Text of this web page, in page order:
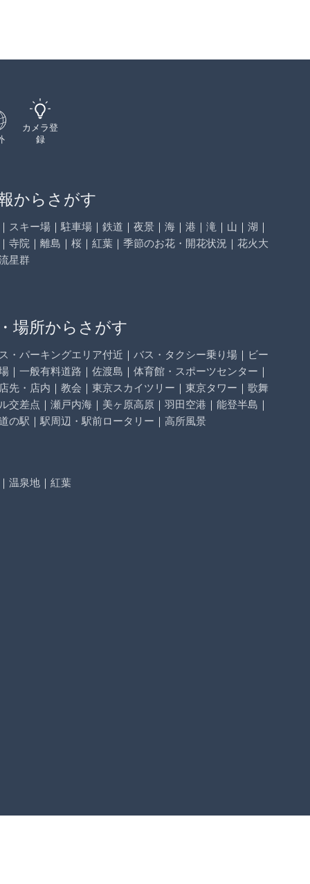
カメラ登
録
からさがす
｜ スキー場 ｜ 駐車場 ｜ 鉄道 ｜ 夜景 ｜ 海 ｜ 港 ｜ 滝 ｜ 山 ｜ 湖 ｜
｜ 寺院 ｜ 離島 ｜ 桜 ｜ 紅葉 ｜ 季節のお花・開花状況 ｜ 花火大
星群
場所からさがす
・パーキングエリア付近 ｜ バス・タクシー乗り場 ｜ ビー
｜ 一般有料道路 ｜ 佐渡島 ｜ 体育館・スポーツセンター ｜
店先・店内 ｜ 教会 ｜ 東京スカイツリー ｜ 東京タワー ｜ 歌舞
交差点 ｜ 瀬戸内海 ｜ 美ヶ原高原 ｜ 羽田空港 ｜ 能登半島 ｜
の駅 ｜ 駅周辺・駅前ロータリー ｜ 高所風景
｜ 温泉地 ｜ 紅葉